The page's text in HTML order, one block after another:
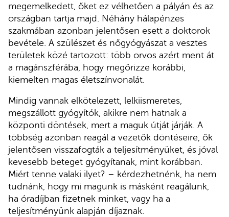
megemelkedett, őket ez vélhetően a pályán és az
országban tartja majd. Néhány hálapénzes
szakmában azonban jelentősen esett a doktorok
bevétele. A szülészet és nőgyógyászat a vesztes
területek közé tartozott: több orvos azért ment át
a magánszférába, hogy megőrizze korábbi,
kiemelten magas életszínvonalát.
Mindig vannak elkötelezett, lelkiismeretes,
megszállott gyógyítók, akikre nem hatnak a
központi döntések, mert a maguk útját járják. A
többség azonban reagál a vezetők döntéseire, ők
jelentősen visszafogták a teljesítményüket, és jóval
kevesebb beteget gyógyítanak, mint korábban.
Miért tenne valaki ilyet? – kérdezhetnénk, ha nem
tudnánk, hogy mi magunk is másként reagálunk,
ha óradíjban fizetnek minket, vagy ha a
teljesítményünk alapján díjaznak.